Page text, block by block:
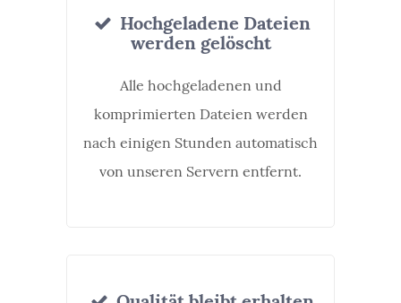
Hochgeladene Dateien
werden gelöscht
Alle hochgeladenen und
komprimierten Dateien werden
nach einigen Stunden automatisch
von unseren Servern entfernt.